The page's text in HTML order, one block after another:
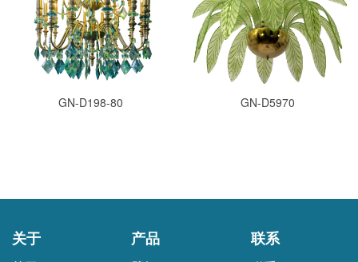
GN-D198-80 GN-D5970
关于 产品 联系